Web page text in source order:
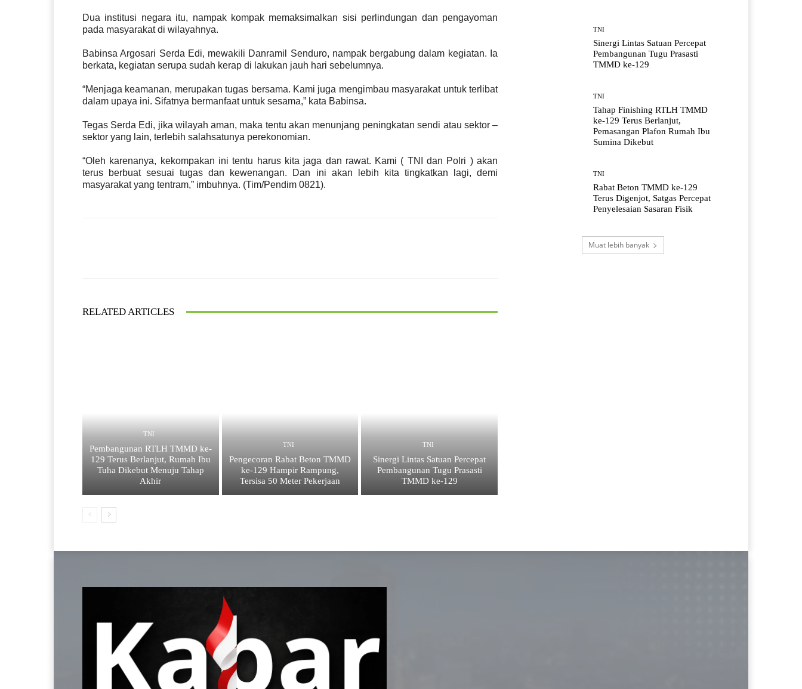
Dua institusi negara itu, nampak kompak memaksimalkan sisi perlindungan dan pengayoman
pada masyarakat di wilayahnya.
Babinsa Argosari Serda Edi, mewakili Danramil Senduro, nampak bergabung dalam kegiatan. Ia
berkata, kegiatan serupa sudah kerap di lakukan jauh hari sebelumnya.
“Menjaga keamanan, merupakan tugas bersama. Kami juga mengimbau masyarakat untuk terlibat
dalam upaya ini. Sifatnya bermanfaat untuk sesama,” kata Babinsa.
Tegas Serda Edi, jika wilayah aman, maka tentu akan menunjang peningkatan sendi atau sektor –
sektor yang lain, terlebih salahsatunya perekonomian.
“Oleh karenanya, kekompakan ini tentu harus kita jaga dan rawat. Kami ( TNI dan Polri ) akan
terus berbuat sesuai tugas dan kewenangan. Dan ini akan lebih kita tingkatkan lagi, demi
masyarakat yang tentram,” imbuhnya. (Tim/Pendim 0821).
RELATED ARTICLES
TNI
Pembangunan RTLH TMMD ke-
129 Terus Berlanjut, Rumah Ibu
Tuha Dikebut Menuju Tahap
Akhir
TNI
Pengecoran Rabat Beton TMMD
ke-129 Hampir Rampung,
Tersisa 50 Meter Pekerjaan
TNI
Sinergi Lintas Satuan Percepat
Pembangunan Tugu Prasasti
TMMD ke-129
TNI
Sinergi Lintas Satuan Percepat
Pembangunan Tugu Prasasti
TMMD ke-129
TNI
Tahap Finishing RTLH TMMD
ke-129 Terus Berlanjut,
Pemasangan Plafon Rumah Ibu
Sumina Dikebut
TNI
Rabat Beton TMMD ke-129
Terus Digenjot, Satgas Percepat
Penyelesaian Sasaran Fisik
Muat lebih banyak